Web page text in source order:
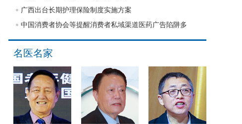
广西出台长期护理保险制度实施方案
中国消费者协会等提醒消费者私域渠道医药广告陷阱多
名医名家